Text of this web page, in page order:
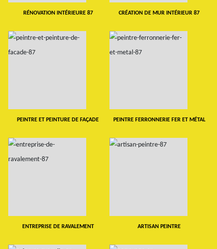
RÉNOVATION INTÉRIEURE 87 CRÉATION DE MUR INTÉRIEUR 87
PEINTRE ET PEINTURE DE FAÇADE PEINTRE FERRONNERIE FER ET MÉTAL
ENTREPRISE DE RAVALEMENT ARTISAN PEINTRE